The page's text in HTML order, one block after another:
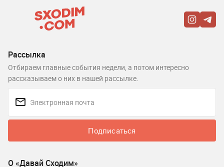
Рассылка
Отбираем главные события недели, а потом интересно
рассказываем о них в нашей рассылке.
Подписаться
О «Давай Сходим»